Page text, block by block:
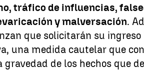
tráfico de influencias,
y malversación.
que solicitarán su
una medida cautelar que
gravedad de los hechos que